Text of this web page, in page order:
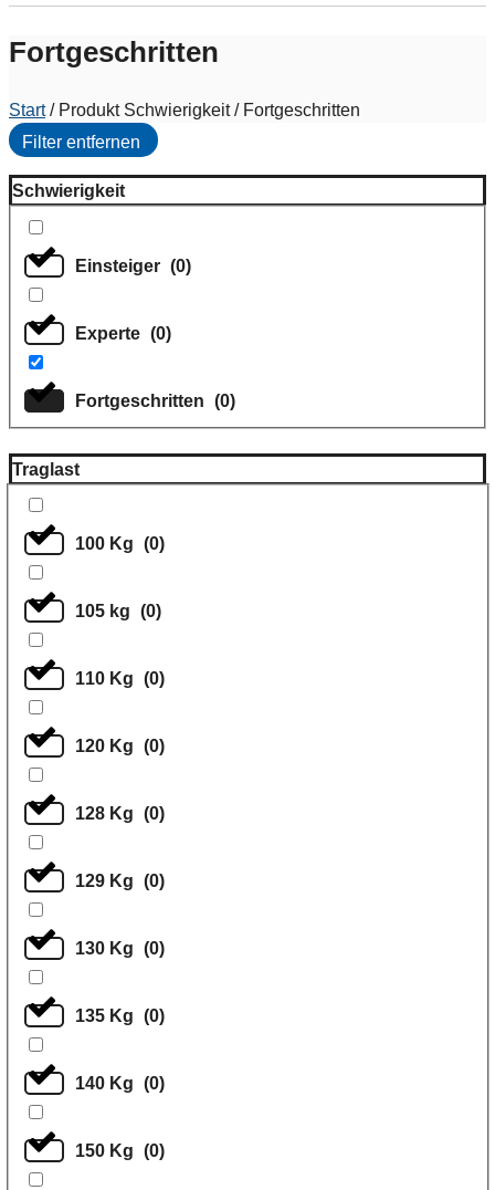
Fortgeschritten
Start/ Produkt Schwierigkeit / Fortgeschritten
Filter entfernen
Schwierigkeit
Einsteiger (0)
Experte (0)
Fortgeschritten (0)
Traglast
100 Kg (0)
105 kg (0)
110 Kg (0)
120 Kg (0)
128 Kg (0)
129 Kg (0)
130 Kg (0)
135 Kg (0)
140 Kg (0)
150 Kg (0)